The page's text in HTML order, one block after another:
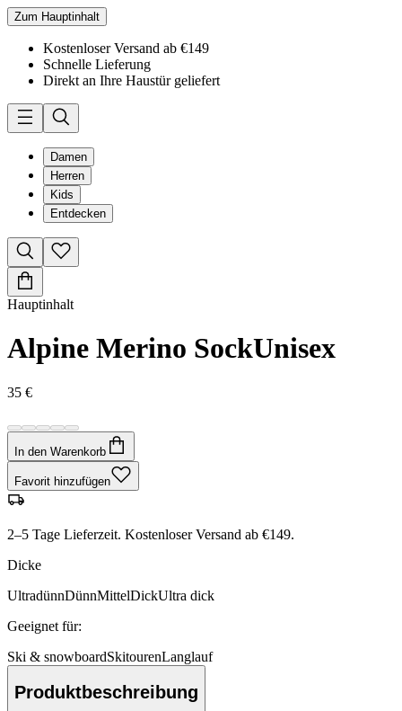
Zum Hauptinhalt
Kostenloser Versand ab €149
Schnelle Lieferung
Direkt an Ihre Haustür geliefert
Damen
Herren
Kids
Entdecken
Hauptinhalt
Alpine Merino SockUnisex
35 €
In den Warenkorb
Favorit hinzufügen
2–5 Tage Lieferzeit. Kostenloser Versand ab €149.
Dicke
UltradünnDünnMittelDickUltra dick
Geeignet für:
Ski & snowboardSkitourenLanglauf
Produktbeschreibung